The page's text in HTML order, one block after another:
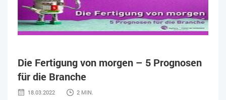
Die Fertigung von morgen – 5 Prognosen
für die Branche
18.03.2022 2 MIN.